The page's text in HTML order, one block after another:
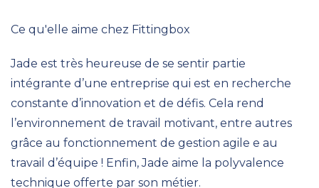
Ce qu'elle aime chez Fittingbox
Jade est très heureuse de se sentir partie
intégrante d’une entreprise qui est en recherche
constante d’innovation et de défis. Cela rend
l’environnement de travail motivant, entre autres
grâce au fonctionnement de gestion agile e au
travail d’équipe ! Enfin, Jade aime la polyvalence
technique offerte par son métier.